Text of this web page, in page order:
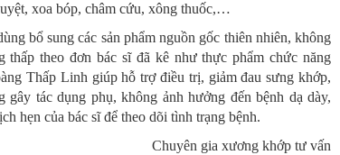
xoa bóp, châm cứu, xông thuốc,…
bổ sung các sản phẩm nguồn gốc thiên nhiên, không
theo đơn bác sĩ đã kê như thực phẩm chức năng
Thấp Linh giúp hỗ trợ điều trị, giảm đau sưng khớp,
tác dụng phụ, không ảnh hưởng đến bệnh dạ dày,
hẹn của bác sĩ để theo dõi tình trạng bệnh.
Chuyên gia xương khớp tư vấn